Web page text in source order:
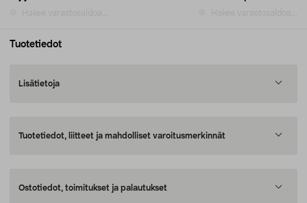
Tuotetiedot
Lisätietoja
Tuotetiedot, liitteet ja mahdolliset varoitusmerkinnät
Ostotiedot, toimitukset ja palautukset